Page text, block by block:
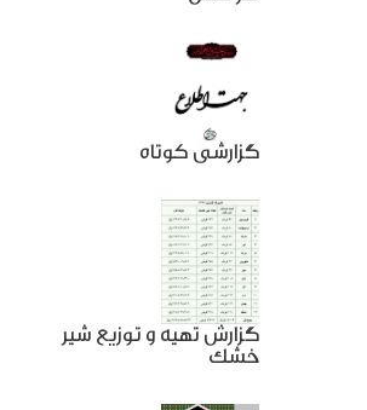
گزارشی کوتاه
گزارش تهیه و توزیع شیر
خشک